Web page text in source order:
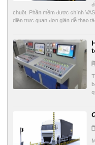
chuột. Phần mềm được chính
diện trực quan đơn giản dễ thao